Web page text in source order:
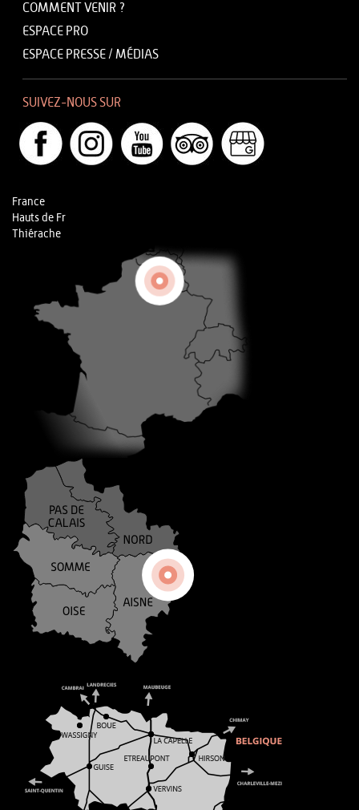
COMMENT VENIR ?
ESPACE PRO
ESPACE PRESSE / MÉDIAS
SUIVEZ-NOUS SUR
France
Hauts de Fr
Thiérache